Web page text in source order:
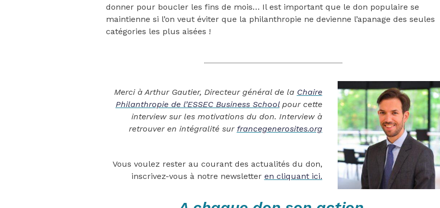
donner pour boucler les fins de mois… Il est important que le don populaire se
maintienne si l’on veut éviter que la philanthropie ne devienne l’apanage des seules
catégories les plus aisées !
Merci à Arthur Gautier, Directeur général de la Chaire
Philanthropie de l’ESSEC Business Schoolpour cette
interview sur les motivations du don. Interview à
retrouver en intégralité sur francegenerosites.org
Vous voulez rester au courant des actualités du don,
inscrivez-vous à notre newsletter en cliquant ici.